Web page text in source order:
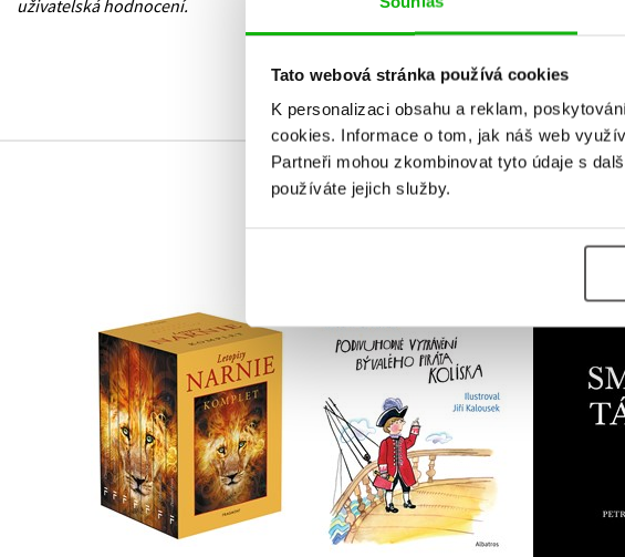
Tato webová stránka používá cookies
K personalizaci obsahu a reklam,
cookies. Informace o tom, jak náš web
Partneři mohou zkombinovat tyto údaje s
používáte jejich služby.
uživatelská hodnocení.
NARNIE – komplet
1.-7.díl – box
C. S. Lewis
Do košíku
Podivuhodné vyprávění
bývalého piráta
Kolíska
Václav Čtvrtek
Do košíku
Do